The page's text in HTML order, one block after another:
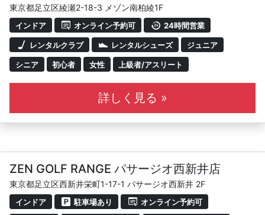
東京都足立区綾瀬2-18-3 メゾン南柏綾1F
インドア オンライン予約可 24時間営業
レンタルクラブ レンタルシューズ ジュニア
シニア 初心者 女性 上級者/アスリート
詳しく見る »
ZEN GOLF RANGE パサージオ西新井店
東京都足立区西新井栄町1-17-1 パサージオ西新井 2F
インドア 駐車場あり オンライン予約可